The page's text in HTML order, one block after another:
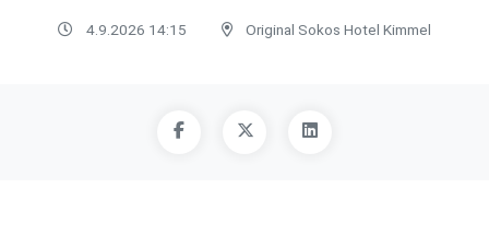
4.9.2026 14:15 Original Sokos Hotel Kimmel